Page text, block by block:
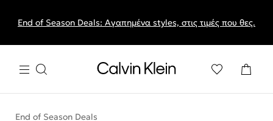
End of Season Deals: Αγαπημένα styles, στις τιμές που θες.
End of Season Deals